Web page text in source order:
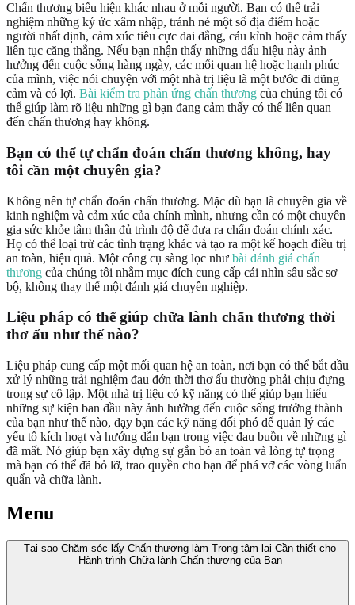
Chấn thương biểu hiện khác nhau ở mỗi người. Bạn có thể trải
nghiệm những ký ức xâm nhập, tránh né một số địa điểm hoặc
người nhất định, cảm xúc tiêu cực dai dẳng, cáu kỉnh hoặc cảm thấy
liên tục căng thẳng. Nếu bạn nhận thấy những dấu hiệu này ảnh
hưởng đến cuộc sống hàng ngày, các mối quan hệ hoặc hạnh phúc
của mình, việc nói chuyện với một nhà trị liệu là một bước đi dũng
cảm và có lợi. Bài kiểm tra phản ứng chấn thương của chúng tôi có
thể giúp làm rõ liệu những gì bạn đang cảm thấy có thể liên quan
đến chấn thương hay không.
Bạn có thể tự chẩn đoán chấn thương không, hay
tôi cần một chuyên gia?
Không nên tự chẩn đoán chấn thương. Mặc dù bạn là chuyên gia về
kinh nghiệm và cảm xúc của chính mình, nhưng cần có một chuyên
gia sức khỏe tâm thần đủ trình độ để đưa ra chẩn đoán chính xác.
Họ có thể loại trừ các tình trạng khác và tạo ra một kế hoạch điều trị
an toàn, hiệu quả. Một công cụ sàng lọc như bài đánh giá chấn
thương của chúng tôi nhằm mục đích cung cấp cái nhìn sâu sắc sơ
bộ, không thay thế một đánh giá chuyên nghiệp.
Liệu pháp có thể giúp chữa lành chấn thương thời
thơ ấu như thế nào?
Liệu pháp cung cấp một mối quan hệ an toàn, nơi bạn có thể bắt đầu
xử lý những trải nghiệm đau đớn thời thơ ấu thường phải chịu đựng
trong sự cô lập. Một nhà trị liệu có kỹ năng có thể giúp bạn hiểu
những sự kiện ban đầu này ảnh hưởng đến cuộc sống trưởng thành
của bạn như thế nào, dạy bạn các kỹ năng đối phó để quản lý các
yếu tố kích hoạt và hướng dẫn bạn trong việc đau buồn về những gì
đã mất. Nó giúp bạn xây dựng sự gắn bó an toàn và lòng tự trọng
mà bạn có thể đã bỏ lỡ, trao quyền cho bạn để phá vỡ các vòng luẩn
quẩn và chữa lành.
Menu
Tại sao Chăm sóc lấy Chấn thương làm Trọng tâm lại Cần thiết cho
Hành trình Chữa lành Chấn thương của Bạn